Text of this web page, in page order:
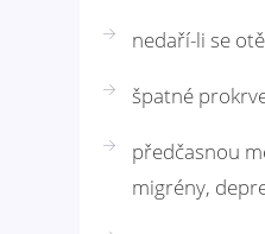
nedaří-li se
špatné
předčasnou
migrény,